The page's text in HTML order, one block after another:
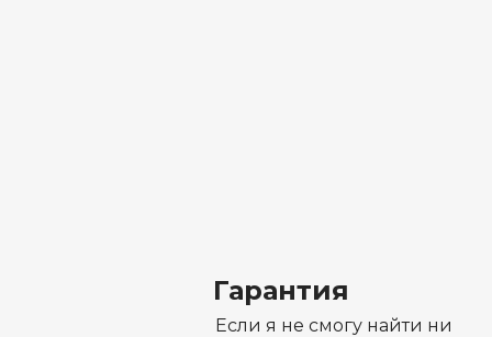
Гарантия
Если я не смогу найти ни